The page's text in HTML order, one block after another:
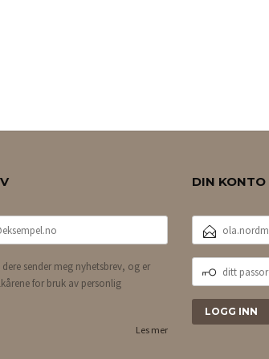
sender meg nyhetsbrev, og er
for bruk av personlig
Les mer
DIN KONTO
POSTADRESSE
PASSORD